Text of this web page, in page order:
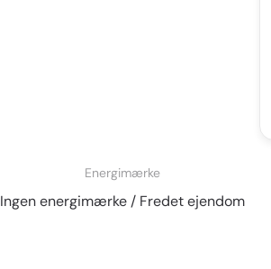
Energimærke
Ingen energimærke / Fredet ejendom